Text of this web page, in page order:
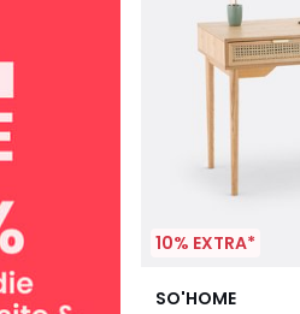
10% EXTRA*
SO'HOME
3,8